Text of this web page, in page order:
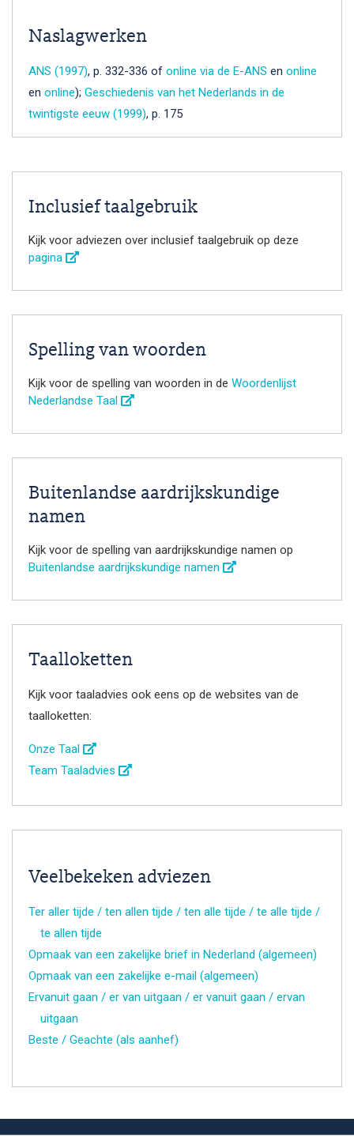
Naslagwerken
ANS (1997), p. 332-336 of online via de E-ANS en online
en online); Geschiedenis van het Nederlands in de
twintigste eeuw (1999), p. 175
Inclusief taalgebruik
Kijk voor adviezen over inclusief taalgebruik op deze
pagina
Spelling van woorden
Kijk voor de spelling van woorden in de Woordenlijst
Nederlandse Taal
Buitenlandse aardrijkskundige
namen
Kijk voor de spelling van aardrijkskundige namen op
Buitenlandse aardrijkskundige namen
Taalloketten
Kijk voor taaladvies ook eens op de websites van de
taalloketten:
Onze Taal
Team Taaladvies
Veelbekeken adviezen
Ter aller tijde / ten allen tijde / ten alle tijde / te alle tijde /
te allen tijde
Opmaak van een zakelijke brief in Nederland (algemeen)
Opmaak van een zakelijke e-mail (algemeen)
Ervanuit gaan / er van uitgaan / er vanuit gaan / ervan
uitgaan
Beste / Geachte (als aanhef)